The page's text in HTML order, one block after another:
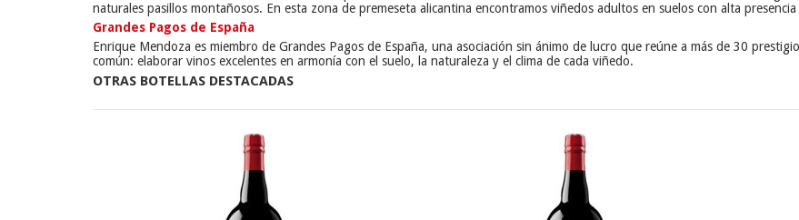
naturales pasillos montañosos. En esta zona de premeseta alicantina encontramos viñedos adultos en suelos con alta
Grandes Pagos de España
Enrique Mendoza es miembro de Grandes Pagos de España, una asociación sin ánimo de lucro que reúne a más de 30
común: elaborar vinos excelentes en armonía con el suelo, la naturaleza y el clima de cada viñedo.
OTRAS BOTELLAS DESTACADAS